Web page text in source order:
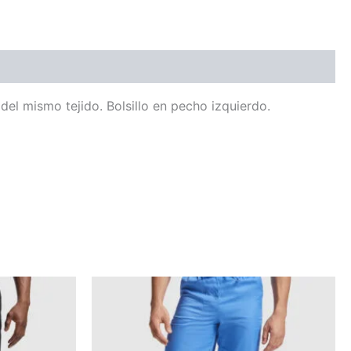
mismo tejido. Bolsillo en pecho izquierdo.
Este
producto
tiene
múltiples